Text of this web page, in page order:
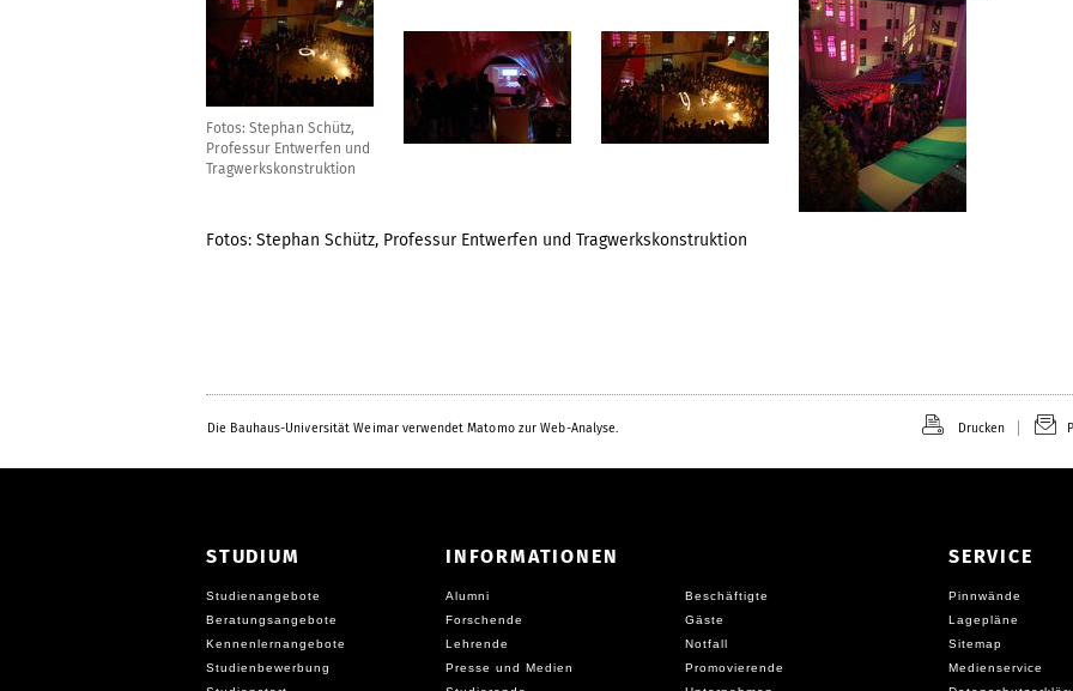
Fotos: Stephan Schütz,
Professur Entwerfen und
Tragwerkskonstruktion
Fotos: Stephan Schütz, Professur Entwerfen und Tragwerkskonstruktion
Die Bauhaus-Universität Weimar verwendet Matomo zur Web-Analyse. Drucken
STUDIUM
Studienangebote
Beratungsangebote
Kennenlernangebote
Studienbewerbung
INFORMATIONEN
Alumni
Beschäftigte
Forschende
Gäste
Lehrende
Notfall
Presse und Medien
Promovierende
SERVICE
Pinnwände
Lagepläne
Sitemap
Medienservice